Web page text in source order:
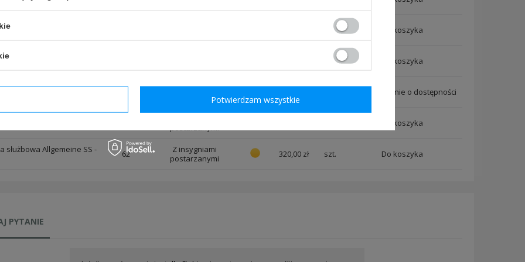
służbowa Allgemeine SS -
szt.
służbowa Allgemeine SS -
szt.
służbowa Allgemeine SS -
Z insygniami
postarzanymi
Powiadom mnie o dostępności
postarzanymi
służbowa Allgemeine SS -
62
Z insygniami
postarzanymi
320,00 zł szt.
PYTANIE
Potwierdzam wszystkie